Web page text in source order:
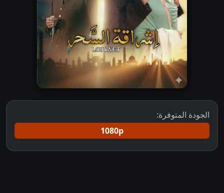
الجودة المتوفرة:
1080p